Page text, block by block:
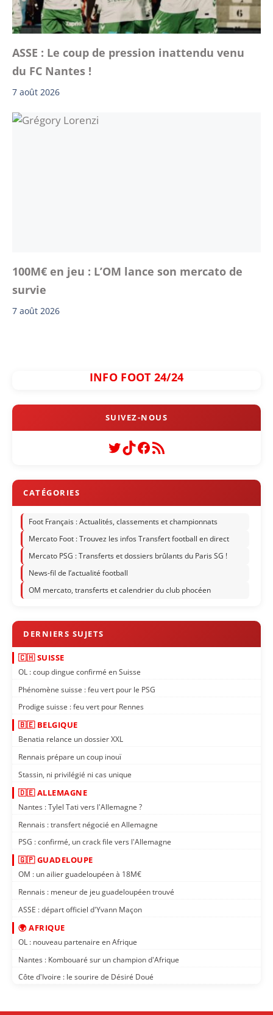
ASSE : Le coup de pression inattendu venu
du FC Nantes !
7 août 2026
100M€ en jeu : L’OM lance son mercato de
survie
7 août 2026
INFO FOOT 24/24
Twitter
TikTok
Facebook
Flux RSS
Foot Français : Actualités, classements et championnats
Mercato Foot : Trouvez les infos Transfert football en direct
Mercato PSG : Transferts et dossiers brûlants du Paris SG !
News-fil de l’actualité football
OM mercato, transferts et calendrier du club phocéen
🇨🇭 SUISSE
OL : coup dingue confirmé en Suisse
Phénomène suisse : feu vert pour le PSG
Prodige suisse : feu vert pour Rennes
🇧🇪 BELGIQUE
Benatia relance un dossier XXL
Rennais prépare un coup inouï
Stassin, ni privilégié ni cas unique
🇩🇪 ALLEMAGNE
Nantes : Tylel Tati vers l'Allemagne ?
Rennais : transfert négocié en Allemagne
PSG : confirmé, un crack file vers l'Allemagne
🇬🇵 GUADELOUPE
OM : un ailier guadeloupéen à 18M€
Rennais : meneur de jeu guadeloupéen trouvé
ASSE : départ officiel d'Yvann Maçon
🌍 AFRIQUE
OL : nouveau partenaire en Afrique
Nantes : Kombouaré sur un champion d'Afrique
Côte d'Ivoire : le sourire de Désiré Doué